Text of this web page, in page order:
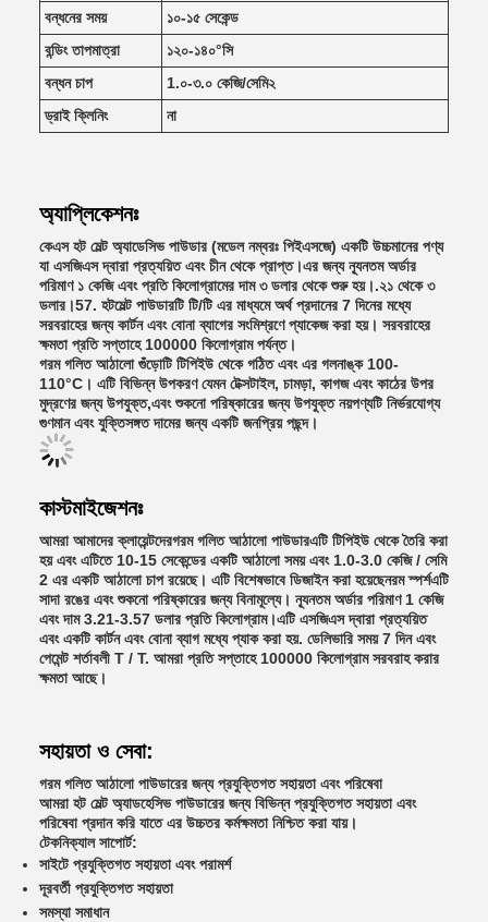
বন্ধনের সময়
১০-১৫ সেকেন্ড
বন্ডিং তাপমাত্রা
১২০-১৪০°সি
বন্ধন চাপ
1.০-৩.০ কেজি/সেমি২
ড্রাই ক্লিনিং
না
অ্যাপ্লিকেশনঃ
কেএস হট মেল্ট অ্যাডেসিভ পাউডার (মডেল নম্বরঃ পিইএসজে) একটি উচ্চমানের পণ্য
যা এসজিএস দ্বারা প্রত্যয়িত এবং চীন থেকে প্রাপ্ত।এর জন্য ন্যূনতম অর্ডার
পরিমাণ ১ কেজি এবং প্রতি কিলোগ্রামের দাম ৩ ডলার থেকে শুরু হয়।.২১ থেকে ৩
ডলার।57. হটমেল্ট পাউডারটি টি/টি এর মাধ্যমে অর্থ প্রদানের 7 দিনের মধ্যে
সরবরাহের জন্য কার্টন এবং বোনা ব্যাগের সংমিশ্রণে প্যাকেজ করা হয়। সরবরাহের
ক্ষমতা প্রতি সপ্তাহে 100000 কিলোগ্রাম পর্যন্ত।
গরম গলিত আঠালো গুঁড়োটি টিপিইউ থেকে গঠিত এবং এর গলনাঙ্ক 100-
110°C। এটি বিভিন্ন উপকরণ যেমন টেক্সটাইল, চামড়া, কাগজ এবং কাঠের উপর
মুদ্রণের জন্য উপযুক্ত,এবং শুকনো পরিষ্কারের জন্য উপযুক্ত নয়পণ্যটি নির্ভরযোগ্য
গুণমান এবং যুক্তিসঙ্গত দামের জন্য একটি জনপ্রিয় পছন্দ।
কাস্টমাইজেশনঃ
আমরা আমাদের ক্লায়েন্টদেরগরম গলিত আঠালো পাউডারএটি টিপিইউ থেকে তৈরি করা
হয় এবং এটিতে 10-15 সেকেন্ডের একটি আঠালো সময় এবং 1.0-3.0 কেজি / সেমি
2 এর একটি আঠালো চাপ রয়েছে। এটি বিশেষভাবে ডিজাইন করা হয়েছেনরম স্পর্শএটি
সাদা রঙের এবং শুকনো পরিষ্কারের জন্য বিনামূল্যে। ন্যূনতম অর্ডার পরিমাণ 1 কেজি
এবং দাম 3.21-3.57 ডলার প্রতি কিলোগ্রাম।এটি এসজিএস দ্বারা প্রত্যয়িত
এবং একটি কার্টন এবং বোনা ব্যাগ মধ্যে প্যাক করা হয়. ডেলিভারি সময় 7 দিন এবং
পেমেন্ট শর্তাবলী T / T. আমরা প্রতি সপ্তাহে 100000 কিলোগ্রাম সরবরাহ করার
ক্ষমতা আছে।
সহায়তা ও সেবা:
গরম গলিত আঠালো পাউডারের জন্য প্রযুক্তিগত সহায়তা এবং পরিষেবা
আমরা হট মেল্ট অ্যাডহেসিভ পাউডারের জন্য বিভিন্ন প্রযুক্তিগত সহায়তা এবং
পরিষেবা প্রদান করি যাতে এর উচ্চতর কর্মক্ষমতা নিশ্চিত করা যায়।
টেকনিক্যাল সাপোর্ট:
সাইটে প্রযুক্তিগত সহায়তা এবং পরামর্শ
দূরবর্তী প্রযুক্তিগত সহায়তা
সমস্যা সমাধান